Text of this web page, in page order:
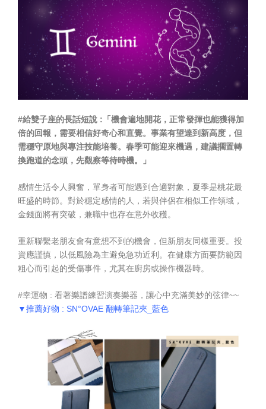
#給雙子座的長話短說 :「機會遍地開花，正常發揮也能獲得加
倍的回報，需要相信好奇心和直覺。事業有望達到新高度，但
需穩守原地與專注技能培養。春季可能迎來機遇，建議擱置轉
換跑道的念頭，先觀察等待時機。」
感情生活令人興奮，單身者可能遇到合適對象，夏季是桃花最
旺盛的時節。對於穩定感情的人，若與伴侶在相似工作領域，
金錢面將有突破，兼職中也存在意外收穫。
重新聯繫老朋友會有意想不到的機會，但新朋友同樣重要。投
資應謹慎，以低風險為主避免急功近利。在健康方面要防範因
粗心而引起的受傷事件，尤其在廚房或操作機器時。
#幸運物 : 看著樂譜練習演奏樂器，讓心中充滿美妙的弦律~~
▼推薦好物 : SN°OVAE 翻轉筆記夾_藍色